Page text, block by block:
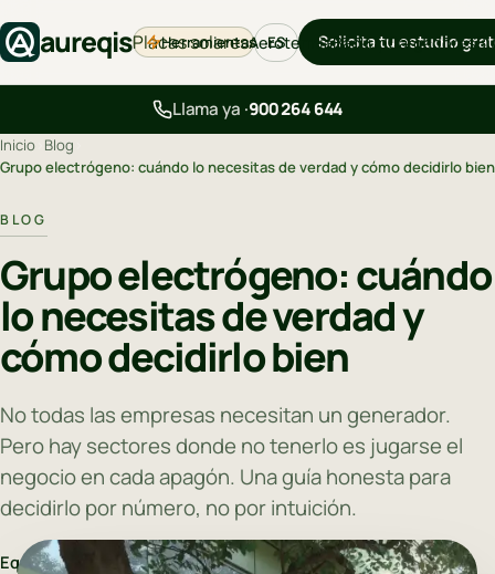
aureqisPlacas solaresAerotermiaBackupCargadores
Herramientas ES Solicita tu estudio
Llama ya ·900 264 644
Inicio Blog
Grupo electrógeno: cuándo lo necesitas de verdad y cómo decidirlo bien
BLOG
Grupo electrógeno: cuándo
lo necesitas de verdad y
cómo decidirlo bien
No todas las empresas necesitan un generador.
Pero hay sectores donde no tenerlo es jugarse el
negocio en cada apagón. Una guía honesta para
decidirlo por número, no por intuición.
Equipo AUREQIS·7 de mayo de 2026